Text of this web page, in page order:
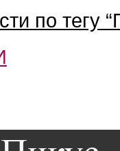
по тегу “